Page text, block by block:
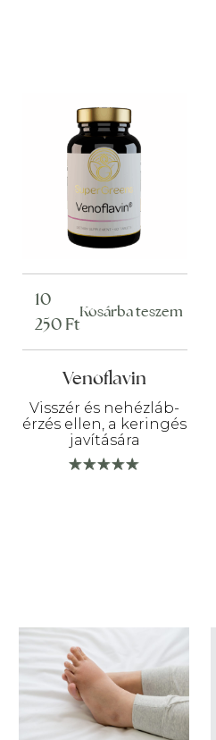
Venoflavin
Visszér és nehézláb-
érzés ellen, a keringés
javítására
10
250 Ft
Kosárba teszem